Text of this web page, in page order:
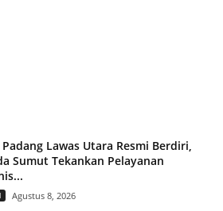
Lawas Utara Resmi Berdiri,
Sumut Tekankan Pelayanan
Agustus 8, 2026